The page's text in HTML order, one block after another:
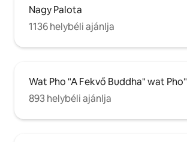
Nagy Palota
1136 helybéli ajánlja
Wat Pho "A Fekvő Buddha" wat Pho"
893 helybéli ajánlja